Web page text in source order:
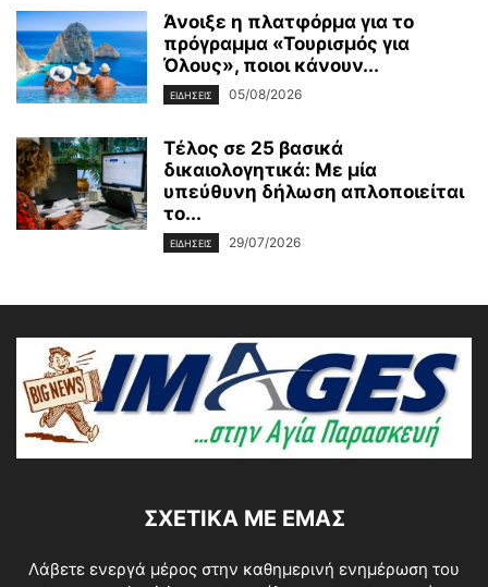
Άνοιξε η πλατφόρμα για το
πρόγραμμα «Τουρισμός για
Όλους», ποιοι κάνουν...
ΕΙΔΗΣΕΙΣ 05/08/2026
Τέλος σε 25 βασικά
δικαιολογητικά: Με μία
υπεύθυνη δήλωση απλοποιείται
το...
ΕΙΔΗΣΕΙΣ 29/07/2026
ΣΧΕΤΙΚΆ ΜΕ ΕΜΆΣ
Λάβετε ενεργά μέρος στην καθημερινή ενημέρωση του